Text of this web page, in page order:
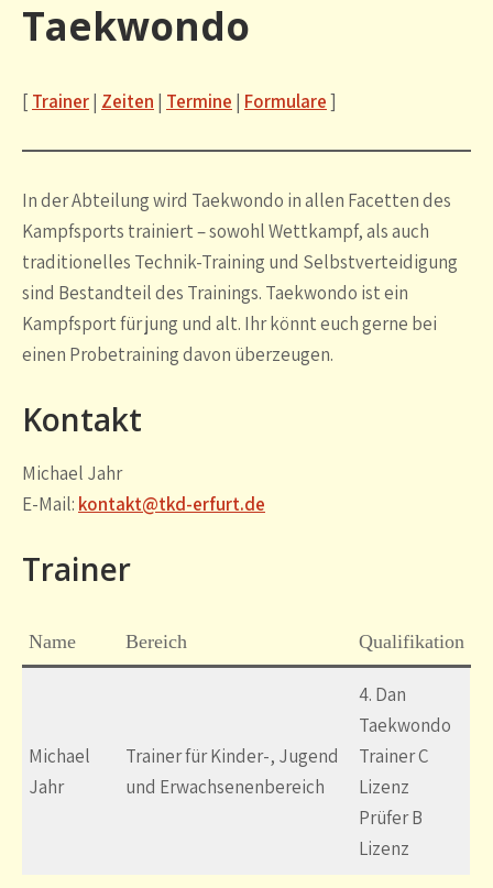
Taekwondo
[ Trainer| Zeiten | Termine | Formulare]
In der Abteilung wird Taekwondo in allen Facetten des
Kampfsports trainiert – sowohl Wettkampf, als auch
traditionelles Technik-Training und Selbstverteidigung
sind Bestandteil des Trainings. Taekwondo ist ein
Kampfsport für jung und alt. Ihr könnt euch gerne bei
einen Probetraining davon überzeugen.
Kontakt
Michael Jahr
E-Mail: kontakt@tkd-erfurt.de
Trainer
Name Bereich Qualifikation
Michael
Jahr
Trainer für Kinder-, Jugend
und Erwachsenenbereich
4. Dan
Taekwondo
Trainer C
Lizenz
Prüfer B
Lizenz